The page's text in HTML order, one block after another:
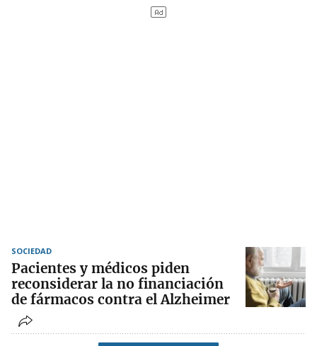
SOCIEDAD
Pacientes y médicos piden
reconsiderar la no financiación
de fármacos contra el Alzheimer